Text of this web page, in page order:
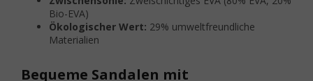
Bio-EVA)
Ökologischer Wert: 29% umweltfreundliche
Materialien
Bequeme Sandalen mit